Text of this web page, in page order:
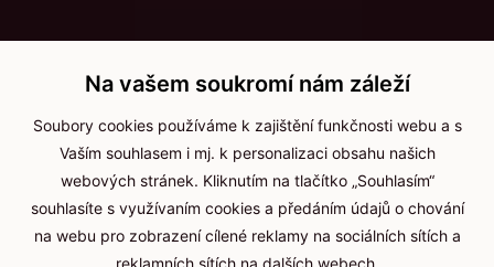
+420 736 535 066
Po - pá: 8:00 - 16:00
info@jma-kam.cz
Důležité informace
Na vašem soukromí nám záleží
Soubory cookies používáme k zajištění funkčnosti webu a s
Vaším souhlasem i mj. k personalizaci obsahu našich
webových stránek. Kliknutím na tlačítko „Souhlasím“
souhlasíte s využívaním cookies a předáním údajů o chování
na webu pro zobrazení cílené reklamy na sociálních sítích a
reklamních sítích na dalších webech.